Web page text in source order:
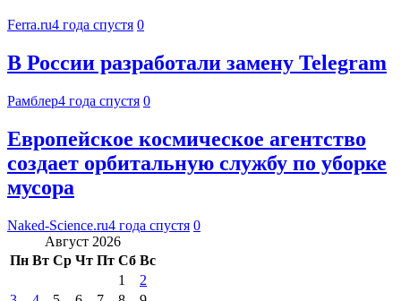
Ferra.ru4 года спустя 0
В России разработали замену Telegram
Рамблер4 года спустя 0
Европейское космическое агентство
создает орбитальную службу по уборке
мусора
Naked-Science.ru4 года спустя 0
Август 2026
Пн Вт Ср Чт Пт Сб Вс
1
2